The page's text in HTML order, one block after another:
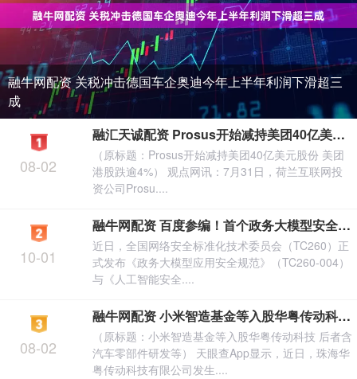
融牛网配资 关税冲击德国车企奥迪今年上半年利润下滑超三
成
融汇天诚配资 Prosus开始减持美团40亿美元股份 美团港股跌逾4%
（原标题：Prosus开始减持美团40亿美元股份 美团
港股跌逾4%） 观点网讯：7月31日，荷兰互联网投
资公司Prosu....
08-02
融牛网配资 百度参编！首个政务大模型安全国家标准发布
近日，全国网络安全标准化技术委员会（TC260）正
式发布《政务大模型应用安全规范》（TC260-004）
与《人工智能安全....
10-01
融牛网配资 小米智造基金等入股华粤传动科技 后者含汽车零部件研发等
（原标题：小米智造基金等入股华粤传动科技 后者含
汽车零部件研发等） 天眼查App显示，近日，珠海华
粤传动科技有限公司发生....
08-02